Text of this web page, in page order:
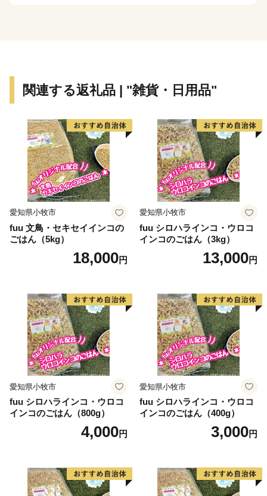
関連する返礼品 | "雑貨・日用品"
愛知県小牧市
fuu 文鳥・セキセイインコの
ごはん（5kg）
18,000円
愛知県小牧市
fuu シロハラインコ・ウロコ
インコのごはん（3kg）
13,000円
愛知県小牧市
fuu シロハラインコ・ウロコ
インコのごはん（800g）
4,000円
愛知県小牧市
fuu シロハラインコ・ウロコ
インコのごはん（400g）
3,000円